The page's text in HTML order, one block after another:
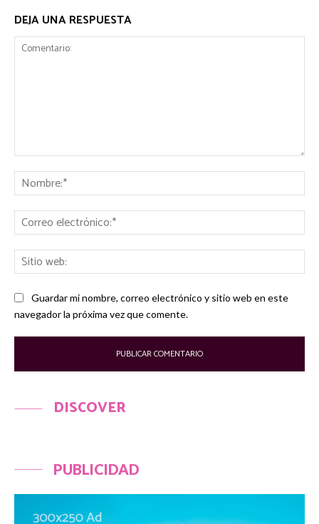
DEJA UNA RESPUESTA
Guardar mi nombre, correo electrónico y sitio web en este
navegador la próxima vez que comente.
DISCOVER
PUBLICIDAD